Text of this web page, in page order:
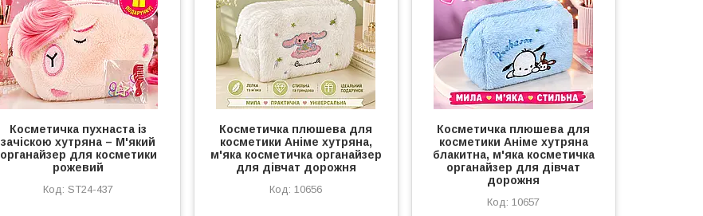
Косметичка пухнаста із
зачіскою хутряна – М'який
органайзер для косметики
рожевий
ST24-437
Косметичка плюшева для
косметики Аніме хутряна,
м'яка косметичка органайзер
для дівчат дорожня
10656
Косметичка плюшева для
косметики Аніме хутряна
блакитна, м'яка косметичка
органайзер для дівчат
дорожня
10657